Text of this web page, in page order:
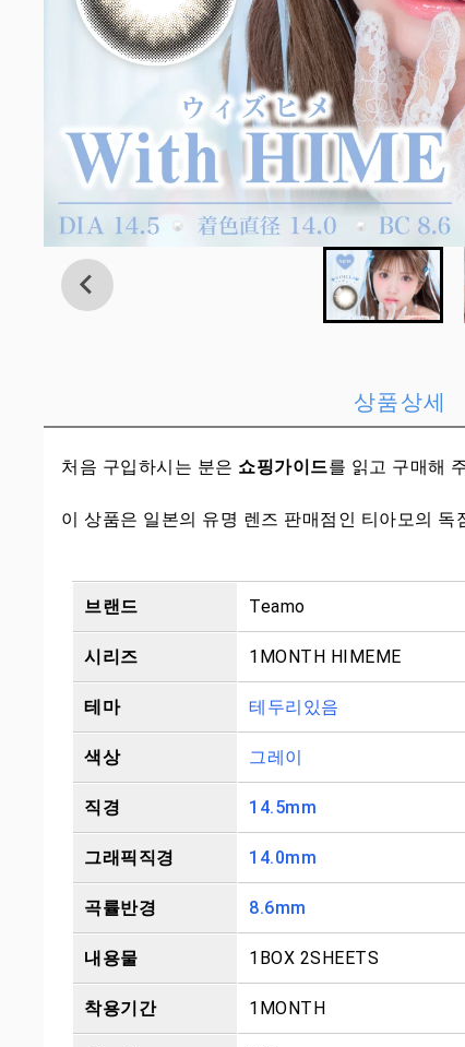
상품상세
처음 구입하시는 분은 쇼핑가이드를 읽고 구매해
이 상품은 일본의 유명 렌즈 판매점인 티아모의
브랜드 Teamo
시리즈 1MONTH HIMEME
테마 테두리있음
색상 그레이
직경 14.5mm
그래픽직경 14.0mm
곡률반경 8.6mm
내용물 1BOX 2SHEETS
착용기간 1MONTH